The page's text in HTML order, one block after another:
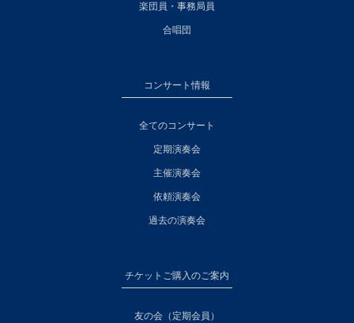
楽団員・事務局員
合唱団
コンサート情報
全てのコンサート
定期演奏会
主催演奏会
依頼演奏会
過去の演奏会
チケットご購入のご案内
友の会（定期会員）